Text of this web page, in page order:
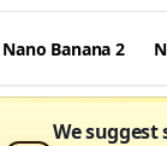
Nano Banana 2
We